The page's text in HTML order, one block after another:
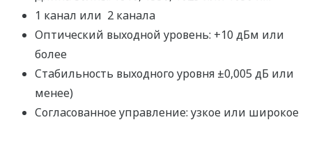
1 канал или 2 канала
Оптический выходной уровень: +10 дБм или
более
Стабильность выходного уровня ±0,005 дБ или
менее)
Согласованное управление: узкое или широкое